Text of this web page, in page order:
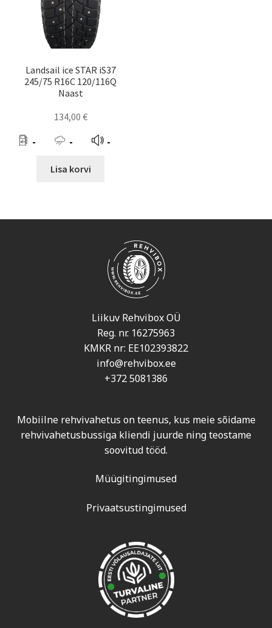
Landsail ice STAR iS37
245/75 R16C 120/116Q
Naast
134,00 €
- - -
Lisa korvi
Liikuv Rehvibox OÜ
Reg. nr. 16275963
KMKR nr: EE102393822
info@rehvibox.ee
+372 5081386
Mobiilne rehvivahetus on teenus, kus meie sõidame
rehvivahetusbussiga kliendi juurde ning teostame
soovitud tööd.
Müügitingimused
Privaatsustingimused